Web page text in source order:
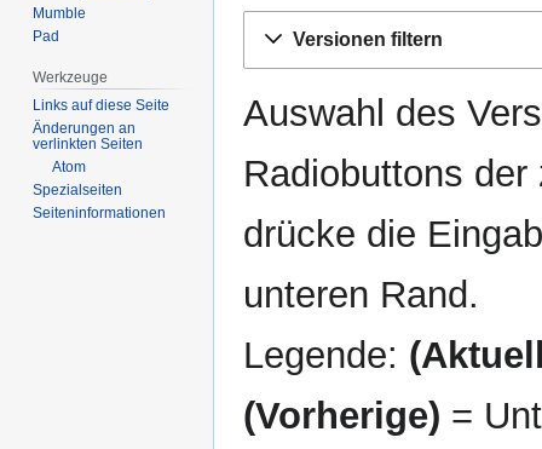
Navigation
Suche
Versionen filtern
Auswahl des
Radiobuttons
drücke die
unteren Rand.
Legende:
(Vorherige) =
Mumble
Pad
Werkzeuge
Links auf diese Seite
Änderungen an
verlinkten Seiten
Atom
Spezialseiten
Seiten­­informationen